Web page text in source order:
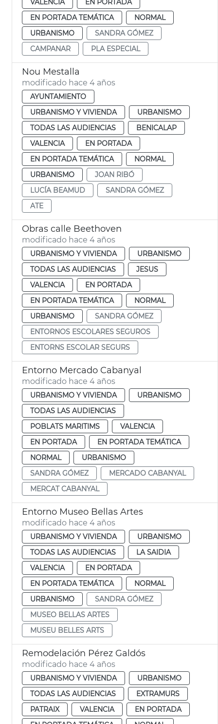
EN PORTADA TEMÁTICA
NORMAL
URBANISMO
SANDRA GÓMEZ
CAMPANAR
PLA ESPECIAL
Nou Mestalla
modificado hace 4 años
AYUNTAMIENTO
URBANISMO Y VIVIENDA
URBANISMO
TODAS LAS AUDIENCIAS
BENICALAP
VALENCIA
EN PORTADA
EN PORTADA TEMÁTICA
NORMAL
URBANISMO
JOAN RIBÓ
LUCÍA BEAMUD
SANDRA GÓMEZ
ATE
Obras calle Beethoven
modificado hace 4 años
URBANISMO Y VIVIENDA
URBANISMO
TODAS LAS AUDIENCIAS
JESUS
VALENCIA
EN PORTADA
EN PORTADA TEMÁTICA
NORMAL
URBANISMO
SANDRA GÓMEZ
ENTORNOS ESCOLARES SEGUROS
ENTORNS ESCOLAR SEGURS
Entorno Mercado Cabanyal
modificado hace 4 años
URBANISMO Y VIVIENDA
URBANISMO
TODAS LAS AUDIENCIAS
POBLATS MARITIMS
VALENCIA
EN PORTADA
EN PORTADA TEMÁTICA
NORMAL
URBANISMO
SANDRA GÓMEZ
MERCADO CABANYAL
MERCAT CABANYAL
Entorno Museo Bellas Artes
modificado hace 4 años
URBANISMO Y VIVIENDA
URBANISMO
TODAS LAS AUDIENCIAS
LA SAIDIA
VALENCIA
EN PORTADA
EN PORTADA TEMÁTICA
NORMAL
URBANISMO
SANDRA GÓMEZ
MUSEO BELLAS ARTES
MUSEU BELLES ARTS
Remodelación Pérez Galdós
modificado hace 4 años
URBANISMO Y VIVIENDA
URBANISMO
TODAS LAS AUDIENCIAS
EXTRAMURS
PATRAIX
VALENCIA
EN PORTADA